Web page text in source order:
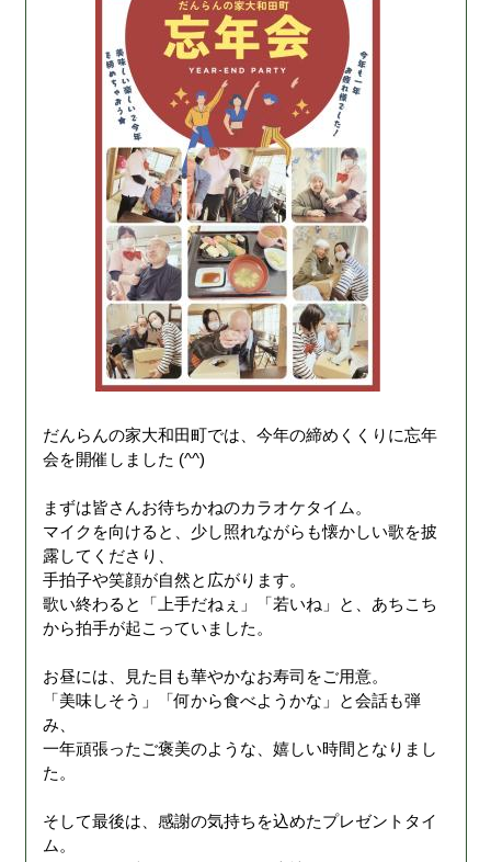
だんらんの家大和田町では、今年の締めくくりに忘年
会を開催しました (^^)
まずは皆さんお待ちかねのカラオケタイム。
マイクを向けると、少し照れながらも懐かしい歌を披
露してくださり、
手拍子や笑顔が自然と広がります。
歌い終わると「上手だねぇ」「若いね」と、あちこち
から拍手が起こっていました。
お昼には、見た目も華やかなお寿司をご用意。
「美味しそう」「何から食べようかな」と会話も弾
み、
一年頑張ったご褒美のような、嬉しい時間となりまし
た。
そして最後は、感謝の気持ちを込めたプレゼントタイ
ム。